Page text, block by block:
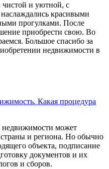
чистой и уютной, с
красивыми
прогулками. После
приобрести свою. Во
Большое спасибо за
недвижимости в
Какая процедура
недвижимости может
страны и региона. Но обычно
объекта, подписание
документов и их
и сборов.